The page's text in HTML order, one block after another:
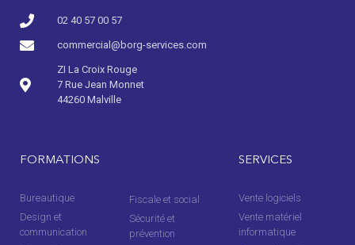
02 40 57 00 57​
commercial@borg-services.com
ZI La Croix Rouge
7 Rue Jean Monnet
44260 Malville
FORMATIONS
Bureautique
Design et
communication
Fiscale et social
Sécurité et
prévention
SERVICES
Vente logiciels
Vente matériel
informatique